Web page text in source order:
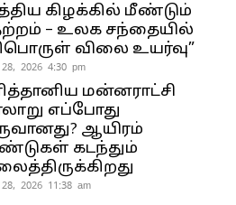
கிழக்கில் மீண்டும்
– உலக சந்தையில்
விலை உயர்வு”
2026 4:30 pm
மன்னராட்சி
எப்போது
ஆயிரம்
கடந்தும்
2026 11:38 am